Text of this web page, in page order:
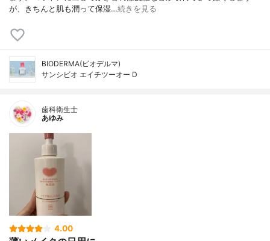
が、きちんと肌も潤って保湿…続きを見る
BIODERMA(ビオデルマ)
サンシビオ エイチツーオー D
歯科衛生士
あゆみ
4.00